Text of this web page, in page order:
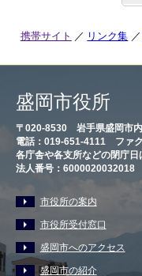
携帯サイト リンク集
盛岡市役所
〒020-8530 岩手県盛岡市
電話：019-651-4111 ファ
各庁舎や各支所などの閉庁日
法人番号：6000020032018
市役所の案内
市役所受付窓口
盛岡市へのアクセス
盛岡市の紹介